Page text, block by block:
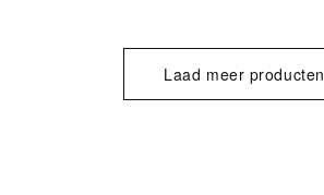
Laad meer producten